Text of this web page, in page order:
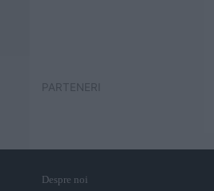
PARTENERI
Despre noi